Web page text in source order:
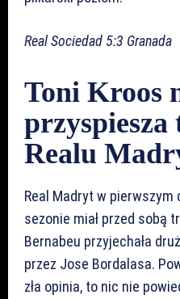
Real Sociedad 5:3 Granada
Toni Kroos
przyspiesza
Realu
Real Madryt w pierwszym
sezonie miał przed sobą
Bernabeu przyjechała
przez Jose Bordalasa.
zła opinia, to nic nie